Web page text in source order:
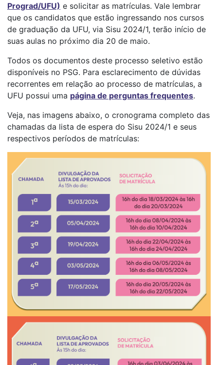
Prograd/UFU) e solicitar as matrículas. Vale lembrar
que os candidatos que estão ingressando nos cursos
de graduação da UFU, via Sisu 2024/1, terão início de
suas aulas no próximo dia 20 de maio.
Todos os documentos deste processo seletivo estão
disponíveis no PSG. Para esclarecimento de dúvidas
recorrentes em relação ao processo de matrículas, a
UFU possui uma página de perguntas frequentes.
Veja, nas imagens abaixo, o cronograma completo das
chamadas da lista de espera do Sisu 2024/1 e seus
respectivos períodos de matrículas: